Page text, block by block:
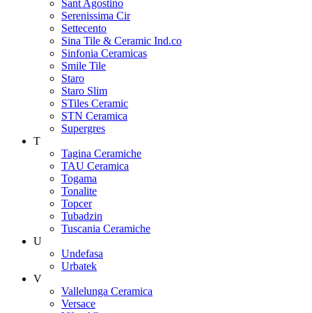
Sant Agostino
Serenissima Cir
Settecento
Sina Tile & Ceramic Ind.co
Sinfonia Ceramicas
Smile Tile
Staro
Staro Slim
STiles Ceramic
STN Ceramica
Supergres
T
Tagina Ceramiche
TAU Ceramica
Togama
Tonalite
Topcer
Tubadzin
Tuscania Ceramiche
U
Undefasa
Urbatek
V
Vallelunga Ceramica
Versace